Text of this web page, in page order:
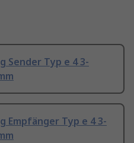
Sender Typ e 4 3-
Empfänger Typ e 4 3-